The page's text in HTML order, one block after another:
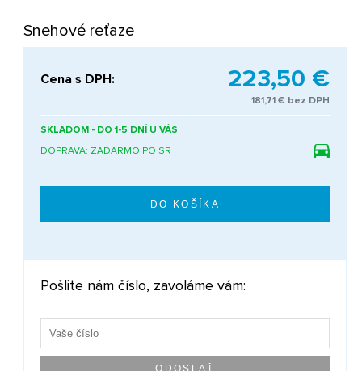
Snehové reťaze
Cena s DPH: 223,50 €
181,71 € bez DPH
SKLADOM - DO 1-5 DNÍ U VÁS
DOPRAVA: ZADARMO PO SR
Pošlite nám číslo, zavoláme vám: